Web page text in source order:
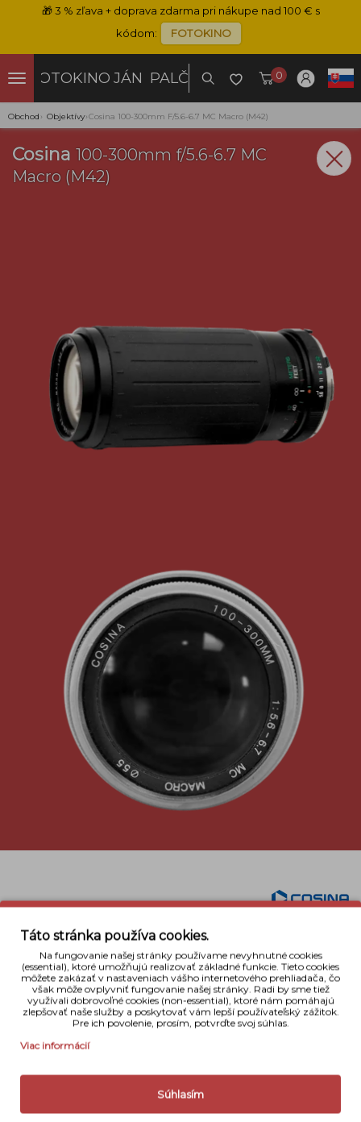
🎁3 % zľava + doprava zdarma pri nákupe nad 100 € s
kódom:
FOTOKINO
FOTOKINO JÁN PALČO 0
Obchod › Objektívy›Cosina 100-300mm F/5.6-6.7 MC Macro (M42)
Cosina 100-300mm f/5.6-6.7 MC
Macro (M42)
Popis
Cenovo dostupný zoom objektívCosina 100-300mm
f/5.6-6.7 MC Macroje určený pre fotografov, ktorí
požadujú veľké priblíženie. Objektív je vhodný pre
analogové jednooké zrkadlovky zn. Pentax.
Detaily
Využitie objektívu
Portrét, Makro
Táto stránka používa cookies.
Na fungovanie našej stránky používame nevyhnutné cookies
(essential), ktoré umožňujú realizovať základné funkcie. Tieto cookies
môžete zakázať v nastaveniach vášho internetového prehliadača, čo
však môže ovplyvniť fungovanie našej stránky. Radi by sme tiež
využívali dobrovoľné cookies (non-essential), ktoré nám pomáhajú
zlepšovať naše služby a poskytovať vám lepší používateľský zážitok.
Pre ich povolenie, prosím, potvrďte svoj súhlas.
Viac informácií
Súhlasím